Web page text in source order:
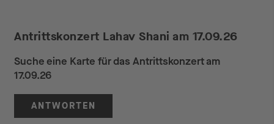
Antrittskonzert Lahav Shani am 17.09.26
Suche eine Karte für das Antrittskonzert am
17.09.26
ANTWORTEN